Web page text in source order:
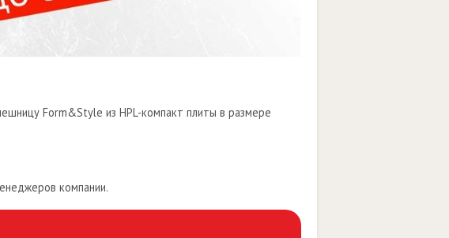
Form&Style из HPL-компакт плиты в размере
компании.